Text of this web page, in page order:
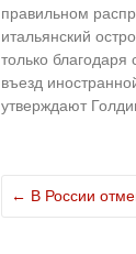
правильном
итальянский
только благодаря
въезд
утверждают
← В России